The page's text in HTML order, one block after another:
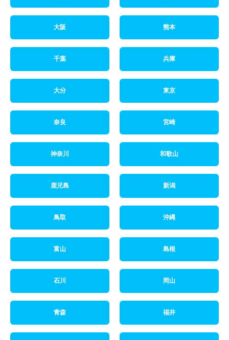
大阪 熊本
千葉 兵庫
大分 東京
奈良 宮崎
神奈川 和歌山
鹿児島 新潟
鳥取 沖縄
富山 島根
石川 岡山
青森 福井